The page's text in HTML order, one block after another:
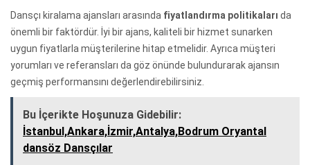
Dansçı kiralama ajansları arasında fiyatlandırma politikaları da
önemli bir faktördür. İyi bir ajans, kaliteli bir hizmet sunarken
uygun fiyatlarla müşterilerine hitap etmelidir. Ayrıca müşteri
yorumları ve referansları da göz önünde bulundurarak ajansın
geçmiş performansını değerlendirebilirsiniz.
Bu İçerikte Hoşunuza Gidebilir:
İstanbul,Ankara,İzmir,Antalya,Bodrum Oryantal
dansöz Dansçılar